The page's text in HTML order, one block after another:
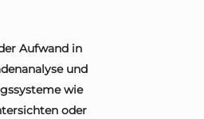
Aufwand in
und
wie
oder